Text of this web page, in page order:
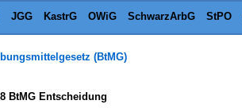
JGG KastrG OWiG SchwarzArbG StPO
(BtMG)
BtMG Entscheidung